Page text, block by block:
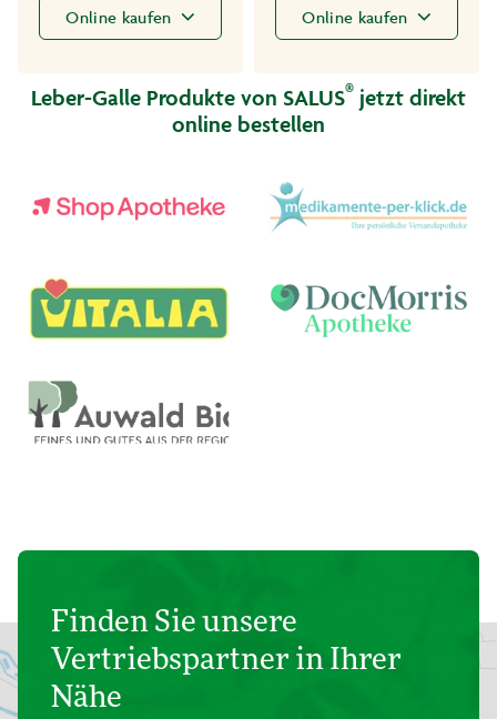
Online kaufen Online kaufen
Leber-Galle Produkte von SALUS® jetzt direkt
online bestellen
Finden Sie unsere
Vertriebspartner in Ihrer
Nähe